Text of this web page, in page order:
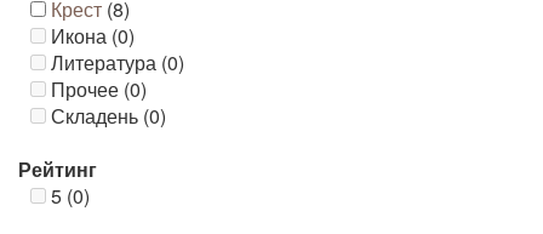
Крест (8)
Икона (0)
Литература (0)
Прочее (0)
Складень (0)
Рейтинг
5 (0)